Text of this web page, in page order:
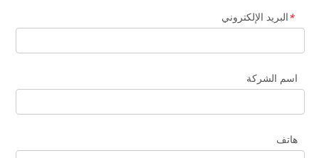
*البريد الإلكتروني
اسم الشركة
هاتف